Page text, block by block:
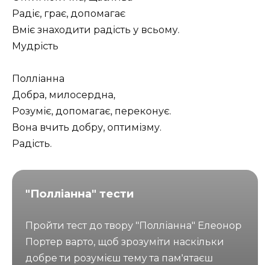
Радіє, грає, допомагає
Вміє знаходити радість у всьому.
Мудрість
Полліанна
Добра, милосердна,
Розуміє, допомагає, переконує.
Вона вчить добру, оптимізму.
Радість.
"Полліанна" тести
Пройти тест до твору "Полліанна" Елеонор
Портер варто, щоб зрозуміти наскільки
добре ти розумієш тему та пам'ятаєш